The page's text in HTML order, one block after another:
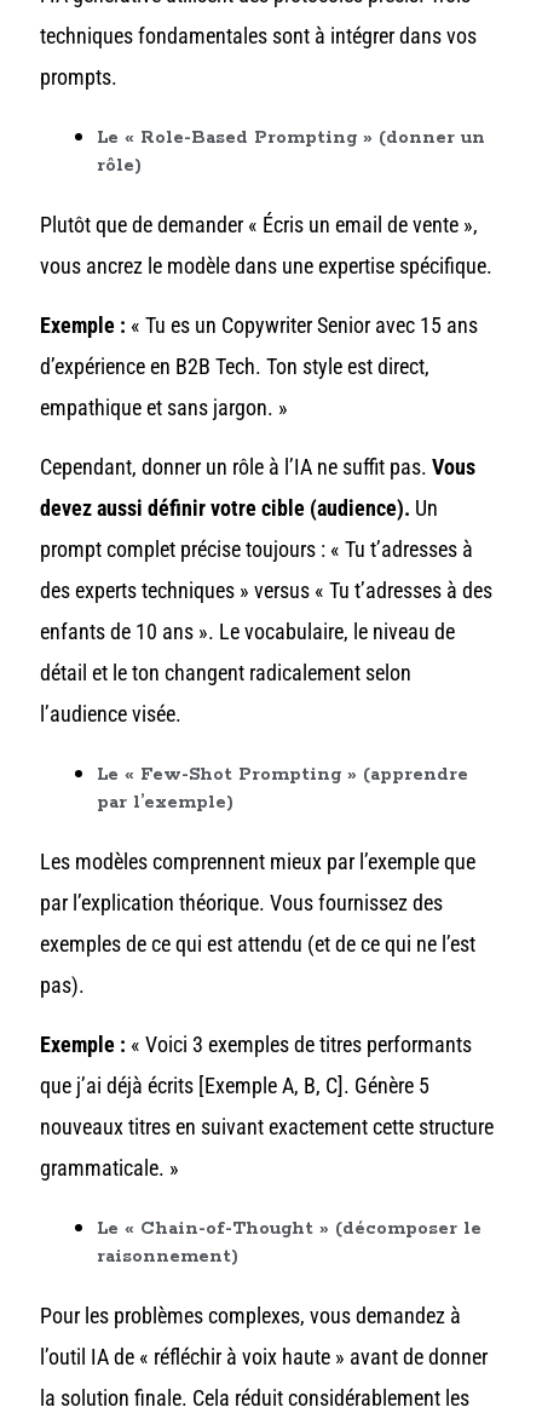
techniques fondamentales sont à intégrer dans vos
prompts.
Le « Role-Based Prompting » (donner un
rôle)
Plutôt que de demander « Écris un email de vente »,
vous ancrez le modèle dans une expertise spécifique.
Exemple : « Tu es un Copywriter Senior avec 15 ans
d’expérience en B2B Tech. Ton style est direct,
empathique et sans jargon. »
Cependant, donner un rôle à l’IA ne suffit pas. Vous
devez aussi définir votre cible (audience). Un
prompt complet précise toujours : « Tu t’adresses à
des experts techniques » versus « Tu t’adresses à des
enfants de 10 ans ». Le vocabulaire, le niveau de
détail et le ton changent radicalement selon
l’audience visée.
Le « Few-Shot Prompting » (apprendre
par l’exemple)
Les modèles comprennent mieux par l’exemple que
par l’explication théorique. Vous fournissez des
exemples de ce qui est attendu (et de ce qui ne l’est
pas).
Exemple : « Voici 3 exemples de titres performants
que j’ai déjà écrits [Exemple A, B, C]. Génère 5
nouveaux titres en suivant exactement cette structure
grammaticale. »
Le « Chain-of-Thought » (décomposer le
raisonnement)
Pour les problèmes complexes, vous demandez à
l’outil IA de « réfléchir à voix haute » avant de donner
la solution finale. Cela réduit considérablement les